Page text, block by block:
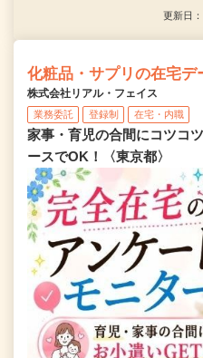
更新日
化粧品・サプリの在宅デ
株式会社リアル・フェイス
業務委託 登録制 在宅・内職
家事・育児の合間にコツコ
ースでOK！〈東京都〉